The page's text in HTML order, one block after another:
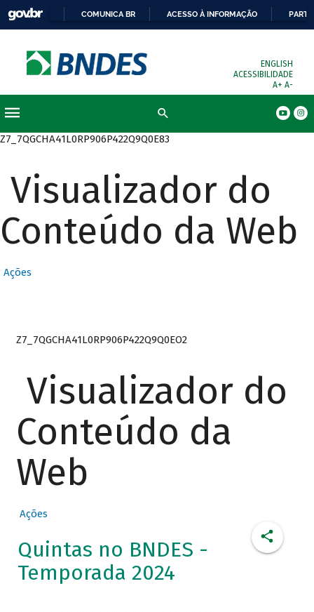
COMUNICA BR ACESSO À INFORMAÇÃO
ENGLISH
ACESSIBILIDADE
A+ A-
Z7_7QGCHA41L0RP906P422Q9Q0E83
Visualizador do
Conteúdo da Web
Ações
Z7_7QGCHA41L0RP906P422Q9Q0EO2
Visualizador do
Conteúdo da
Web
Ações
Quintas no BNDES -
Temporada 2024